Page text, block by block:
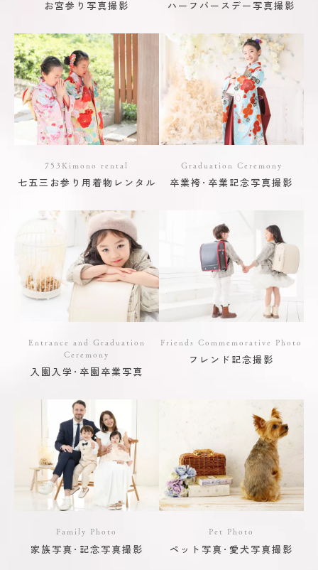
お宮参り写真撮影 ハーフバースデー写真撮影
753Kimono rental
七五三お参り用着物レンタル
Graduation Ceremony
卒業袴･卒業記念写真撮影
Entrance and Graduation
Ceremony
入園入学･卒園卒業写真
Friends Commemorative Photo
フレンド記念撮影
Family Photo
家族写真･記念写真撮影
Pet Photo
ペット写真･愛犬写真撮影